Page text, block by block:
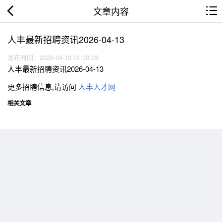
文章内容
人丰最新招聘资讯2026-04-13
发布时间：2026-04-13 01:30:33
人丰最新招聘资讯2026-04-13
更多招聘信息,请访问 人丰人才网
相关文章